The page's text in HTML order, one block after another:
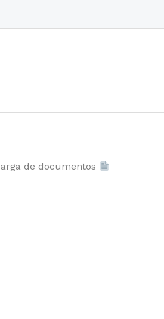
de documentos